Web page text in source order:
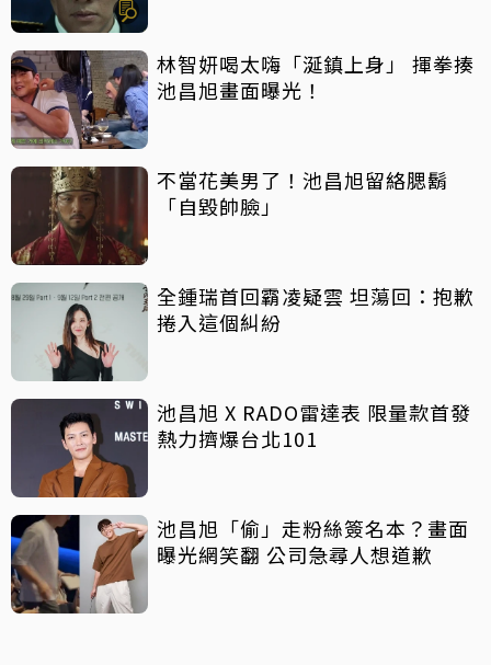
林智妍喝太嗨「涎鎮上身」 揮拳揍
池昌旭畫面曝光！
不當花美男了！池昌旭留絡腮鬍
「自毀帥臉」
全鍾瑞首回霸凌疑雲 坦蕩回：抱歉
捲入這個糾紛
池昌旭 X RADO雷達表 限量款首發
熱力擠爆台北101
池昌旭「偷」走粉絲簽名本？畫面
曝光網笑翻 公司急尋人想道歉